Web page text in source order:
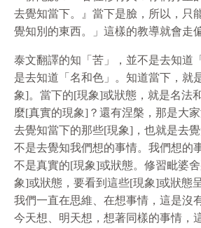
去覺知當下。』當下是臉，所以，只
覺知別的東西。」這樣的教導就會走偏
泰文翻譯的知「苦」，並不是去知道
是去知道「名和色」。知道當下，就
象]。當下的[現象]或狀態，就是名法
麼[真實的現象]？還有涅槃，那是大
去覺知當下的那些[現象]，也就是去
不是去覺知我們想的事情。我們想的
不是真實的[現象]或狀態。修習毗婆
象]或狀態，要看到這些[現象]或狀態
我們一直在思維、在想事情，這是沒
今天想、明天想，想著同樣的事情，